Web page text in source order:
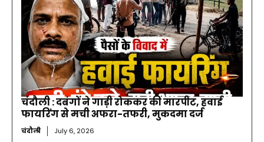
चंदौली : दबंगों ने गाड़ी रोककर की मारपीट, हवाई
फायरिंग से मची अफरा-तफरी, मुकदमा दर्ज
चंदौली July 6, 2026